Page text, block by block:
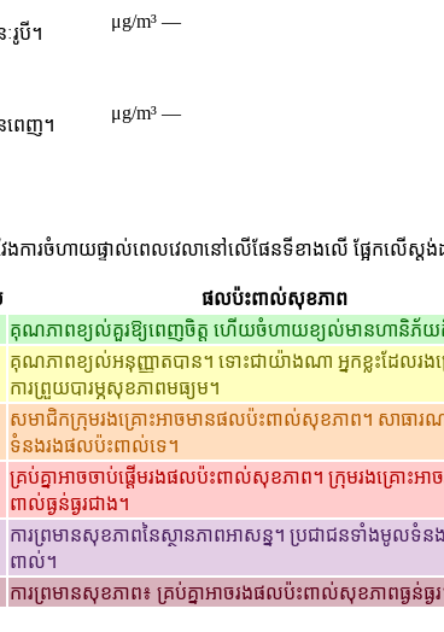
រូបី។
μg/m³ —
ពេញ។
μg/m³ —
ែងការចំហាយផ្ទាល់ពេលវេលានៅលើផែនទីខាងលើ ផ្អែកលើស្
ផលប៉ះពាល់សុខភាព
គុណភាពខ្យល់គួរឱ្យពេញចិត្ត ហើយចំហាយខ្យល់មានហានិភ័យតិ
គុណភាពខ្យល់អនុញ្ញាតបាន។ ទោះជាយ៉ាងណា អ្នកខ្លះដែលរងគ្
ការព្រួយបារម្ភសុខភាពមធ្យម។
សមាជិកក្រុមរងគ្រោះអាចមានផលប៉ះពាល់សុខភាព។ សាធា
ទំនងរងផលប៉ះពាល់ទេ។
គ្រប់គ្នាអាចចាប់ផ្តើមរងផលប៉ះពាល់សុខភាព។ ក្រុមរងគ្រោះអ
ពាល់ធ្ងន់ធ្ងរជាង។
ការព្រមានសុខភាពនៃស្ថានភាពអាសន្ន។ ប្រជាជនទាំងមូលទំ
ពាល់។
ការព្រមានសុខភាព៖ គ្រប់គ្នាអាចរងផលប៉ះពាល់សុខភាពធ្ងន់ធ្ង